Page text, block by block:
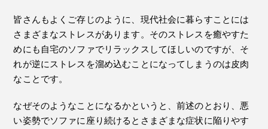
皆さんもよくご存じのように、現代社会に暮らすことには
さまざまなストレスがあります。そのストレスを癒やすた
めにも自宅のソファでリラックスしてほしいのですが、そ
れが逆にストレスを溜め込むことになってしまうのは皮肉
なことです。
なぜそのようなことになるかというと、前述のとおり、悪
い姿勢でソファに座り続けるとさまざまな症状に陥りやす